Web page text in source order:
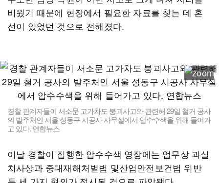
비웠기 때문에 현장에서 필요한 자료를 찾는 데 혼
선이 있었던 것으로 전해졌다.
경찰 관계자들이 서소문 고가차도 붕괴사고와 관련해 29일 철거 공사
의 발주처인 서울 성동구 시공사 사무실에서 압수수색을 위해 들어가
고 있다. 연합뉴스
이날 경찰이 집행한 압수수색 영장에는 업무상 과실
치사상과 중대재해처벌법 및산업안전보건법 위반